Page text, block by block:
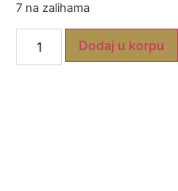
7 na zalihama
Dodaj u korpu